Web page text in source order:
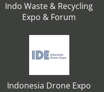
Indo Waste & Recycling
Expo & Forum
Indonesia Drone Expo